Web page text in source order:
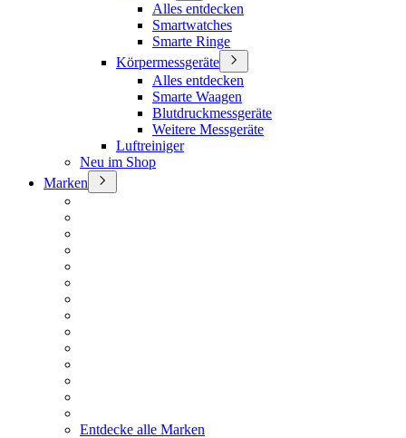
Alles entdecken
Smartwatches
Smarte Ringe
Körpermessgeräte
Alles entdecken
Smarte Waagen
Blutdruckmessgeräte
Weitere Messgeräte
Luftreiniger
Neu im Shop
Marken
Entdecke alle Marken